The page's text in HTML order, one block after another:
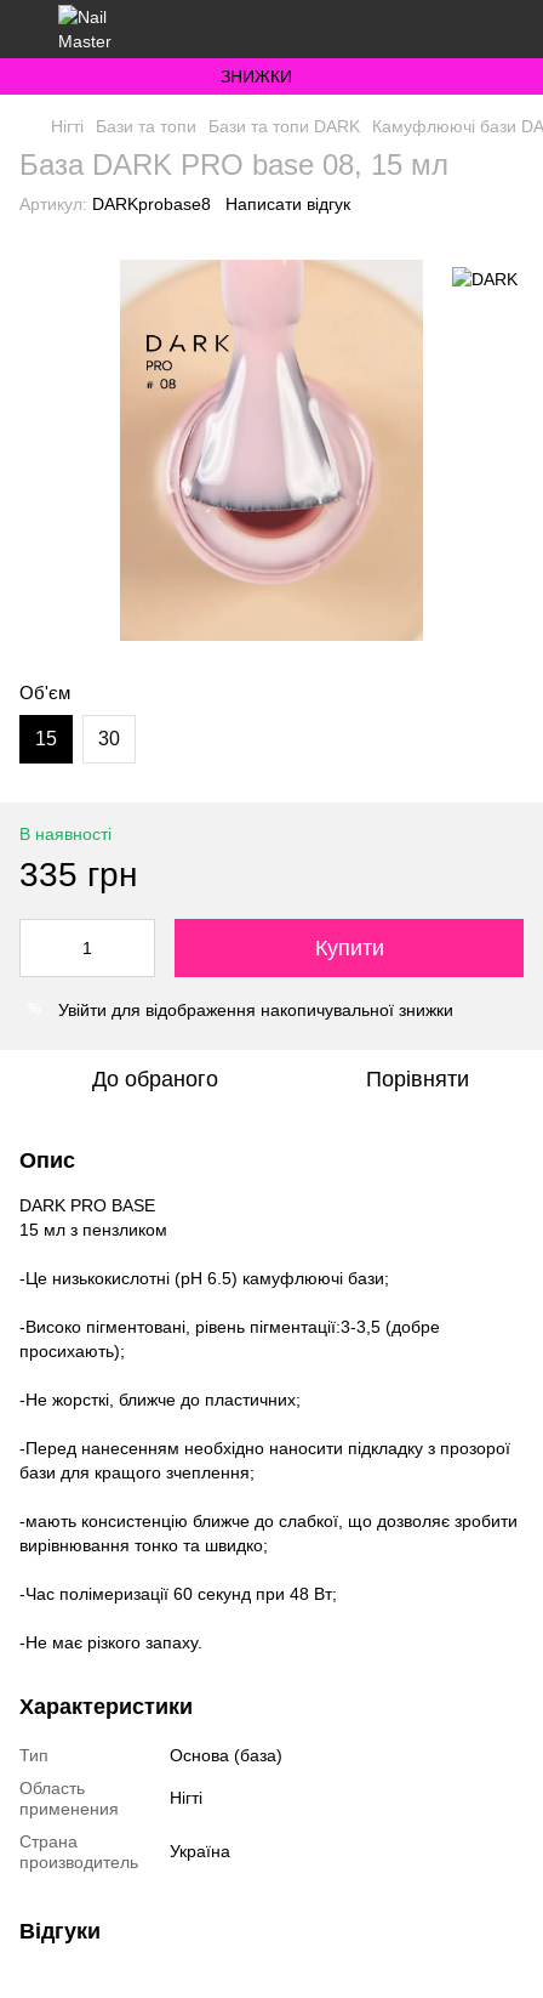
ЗНИЖКИ
Нігті Бази та топи Бази та топи DARK Камуфлюючі бази
База DARK PRO base 08, 15 мл
Артикул: DARKprobase8 Написати відгук
Об'єм
15 30
В наявності
335 грн
Купити
Увійти для відображення накопичувальної знижки
До обраного Порівняти
Опис
DARK PRO BASE
15 мл з пензликом
-Це низькокислотні (pH 6.5) камуфлюючі бази;
-Високо пігментовані, рівень пігментації:3-3,5 (добре
просихають);
-Не жорсткі, ближче до пластичних;
-Перед нанесенням необхідно наносити підкладку з прозорої
бази для кращого зчеплення;
-мають консистенцію ближче до слабкої, що дозволяє зробити
вирівнювання тонко та швидко;
-Час полімеризації 60 секунд при 48 Вт;
-Не має різкого запаху.
Характеристики
Тип
Основа (база)
Область
применения
Нігті
Страна
производитель
Україна
Відгуки